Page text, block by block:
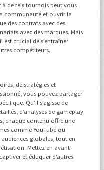
à de tels tournois peut vous
communauté et ouvrir la
des contrats avec des
avec des marques. Mais
crucial de s’entraîner
compétiteurs.
de stratégies et
vous pouvez partager
Qu’il s’agisse de
d’analyses de gameplay
chaque contenu offre une
comme YouTube ou
globales, tout en
Mettez en avant
et éduquer d’autres